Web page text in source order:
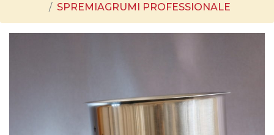
SPREMIAGRUMI PROFESSIONALE